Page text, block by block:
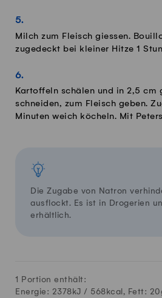
Milch zum Fleisch giessen.
zugedeckt bei kleiner Hitze 1
Kartoffeln schälen und in 2,5 cm
schneiden, zum Fleisch geben.
Minuten weich köcheln. Mit
Die Zugabe von Natron
ausflockt. Es ist in Drogerien
erhältlich.
1 Portion enthält:
Energie: 2378kJ / 568 kcal, Fett: 20